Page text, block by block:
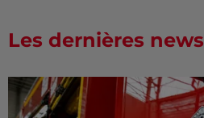
Les dernières news